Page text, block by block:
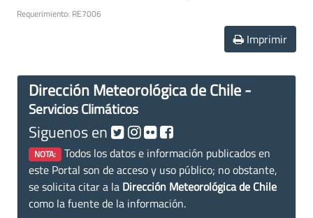
Requerimiento: RE7006
Imprimir
Dirección Meteorológica de Chile -
Servicios Climáticos
Siguenos en
NOTA: Todos los datos e información publicados en
este Portal son de acceso y uso público; no obstante,
se solicita citar a la Dirección Meteorológica de Chile
como la fuente de la información.